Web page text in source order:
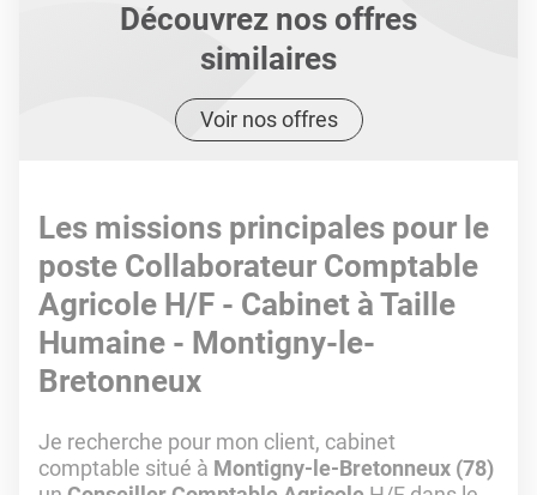
Découvrez nos offres
similaires
Voir nos offres
Les missions principales pour le
poste Collaborateur Comptable
Agricole H/F - Cabinet à Taille
Humaine - Montigny-le-
Bretonneux
Je recherche pour mon client, cabinet
comptable situé à Montigny-le-Bretonneux (78)